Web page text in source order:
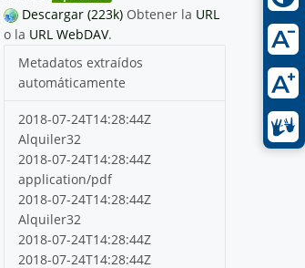
Descargar (223k) Obtener la URL
o la URL WebDAV.
Metadatos extraídos
automáticamente
2018-07-24T14:28:44Z
Alquiler32
2018-07-24T14:28:44Z
application/pdf
2018-07-24T14:28:44Z
Alquiler32
2018-07-24T14:28:44Z
2018-07-24T14:28:44Z